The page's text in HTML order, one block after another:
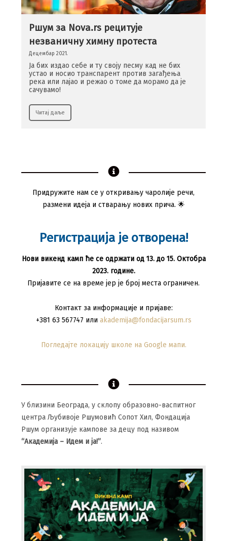
Ршум за Nova.rs рецитује
незваничну химну протеста
Децембар 2021.
Ја бих издао себе и ту своју песму кад не бих
устао и носио транспарент против загађења
река или лајао и режао о томе да морамо да је
сачувамо!
Читај даље
Придружите нам се у откривању чаролије речи,
размени идеја и стварању нових прича. 🌟
Регистрација је отворена!
Нови викенд камп ће се одржати од 13. до 15. Октобра
2023. године.
Пријавите се на време јер је број места ограничен.
Контакт за информације и пријаве:
+381 63 567747 или akademija@fondacijarsum.rs
Погледајте локацију школе на Google мапи.
У близини Београда, у склопу образовно-васпитног
центра Љубивоје Ршумовић Сопот Хил, Фондација
Ршум организује кампове за децу под називом
“Академија – Идем и ја!”.